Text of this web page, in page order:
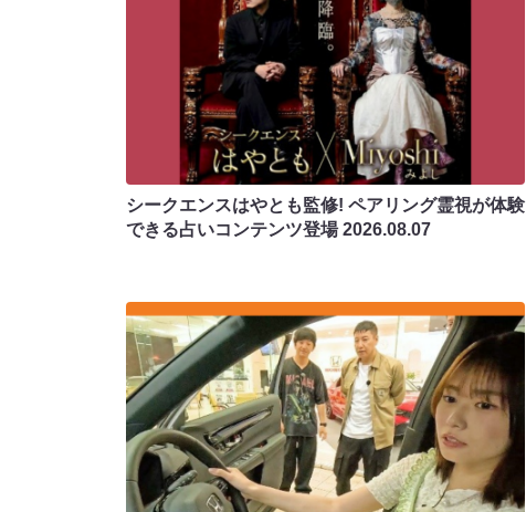
シークエンスはやとも監修! ペアリング霊視が体験
できる占いコンテンツ登場2026.08.07